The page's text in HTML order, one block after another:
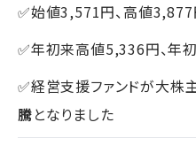
✅始値3,571円、高値
✅年初来高値5,336円、年
✅経営支援ファンドが大株
騰となりました